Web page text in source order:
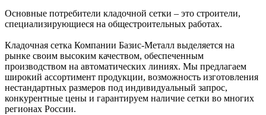
Основные потребители кладочной сетки – это строители,
специализирующиеся на общестроительных работах.
Кладочная сетка Компании Базис-Металл выделяется на
рынке своим высоким качеством, обеспеченным
производством на автоматических линиях. Мы предлагаем
широкий ассортимент продукции, возможность изготовления
нестандартных размеров под индивидуальный запрос,
конкурентные цены и гарантируем наличие сетки во многих
регионах России.